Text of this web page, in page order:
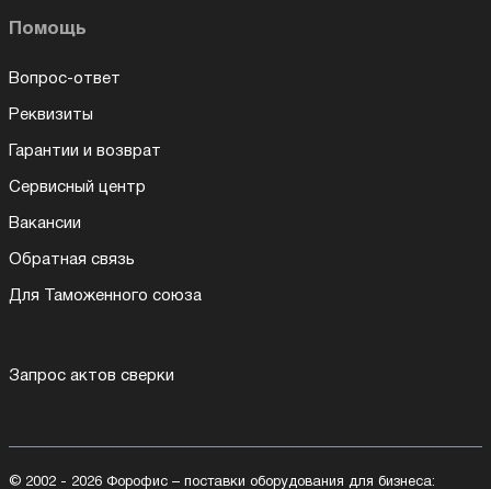
Помощь
Вопрос-ответ
Реквизиты
Гарантии и возврат
Сервисный центр
Вакансии
Обратная связь
Для Таможенного союза
Запрос актов сверки
© 2002 - 2026 Форофис – поставки оборудования для бизнеса: